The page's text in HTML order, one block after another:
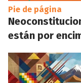
Pie de página
están por